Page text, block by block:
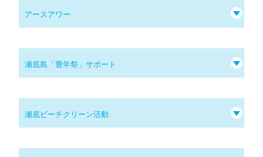
アースアワー
瀬底島「豊年祭」サポート
瀬底ビーチクリーン活動